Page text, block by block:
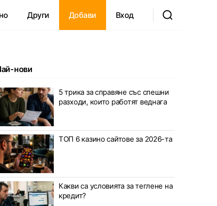
Други Добави Вход
нови
5 трика за справяне със спешни
разходи, които работят веднага
ТОП 6 казино сайтове за 2026-та
Какви са условията за теглене на
кредит?